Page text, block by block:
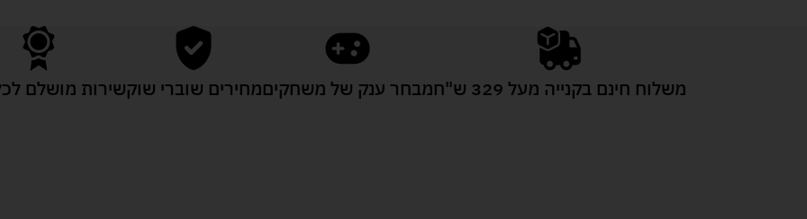
משלוח חינם בקנייה מעל 329 ש"ח מבחר ענק של משחקיםמחירים שוברי שוקשירות מושלם